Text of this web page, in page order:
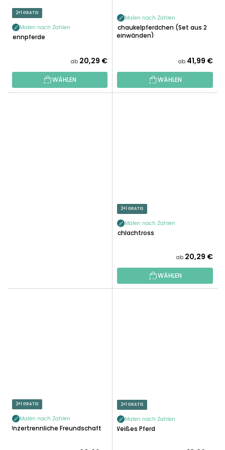
2+1 GRATIS
Malen nach Zahlen
Rennpferde
ab 20,29 €
WÄHLEN
Malen nach Zahlen
Schaukelpferdchen (Set aus 2
Leinwänden)
ab 41,99 €
WÄHLEN
2+1 GRATIS
Malen nach Zahlen
Schlachtross
ab 20,29 €
WÄHLEN
2+1 GRATIS
Malen nach Zahlen
Unzertrennliche Freundschaft
2+1 GRATIS
Malen nach Zahlen
Weißes Pferd